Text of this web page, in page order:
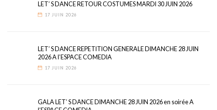
LET’ S DANCE RETOUR COSTUMES MARDI 30 JUIN 2026
17 JUIN 2026
LET’ S DANCE REPETITION GENERALE DIMANCHE 28 JUIN
2026 A l’ESPACE COMEDIA
17 JUIN 2026
GALA LET’ S DANCE DIMANCHE 28 JUIN 2026 en soirée A